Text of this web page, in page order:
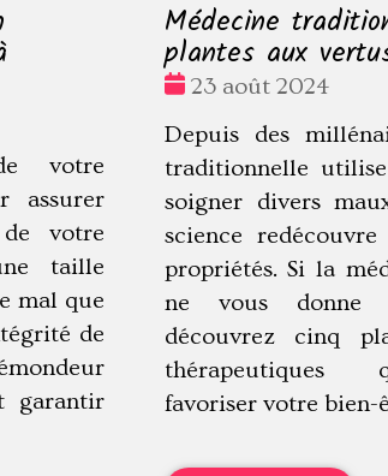
votre
assurer
votre
taille
mal que
de
garantir
Médecine
plantes aux
Date
23 août 2024
Depuis des
traditionnelle
soigner divers
science
propriétés. Si la
ne vous donne
découvrez cinq
thérapeutiques
favoriser votre bien-